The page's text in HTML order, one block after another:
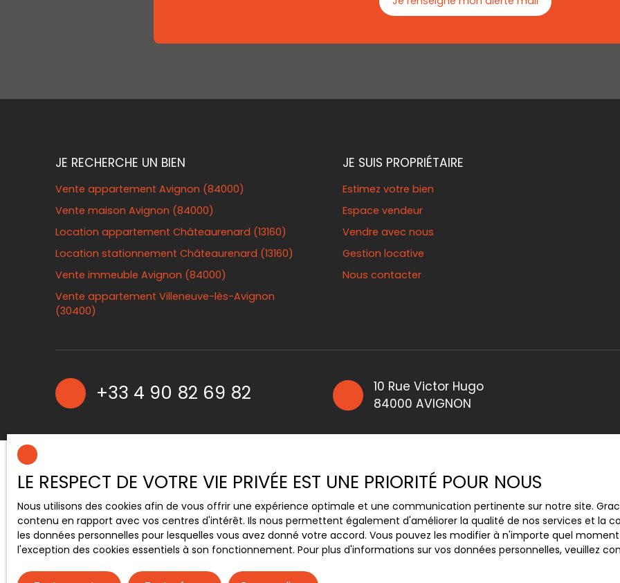
JE RECHERCHE UN BIEN
Vente appartement Avignon (84000)
Vente maison Avignon (84000)
Location appartement Châteaurenard (13160)
Location stationnement Châteaurenard (13160)
Vente immeuble Avignon (84000)
Vente appartement Villeneuve-lès-Avignon
(30400)
JE SUIS PROPRIÉTAIRE
Estimez votre bien
Espace vendeur
Vendre avec nous
Gestion locative
Nous contacter
+33 4 90 82 69 82
10 Rue Victor Hugo
84000 AVIGNON
LE RESPECT DE VOTRE VIE PRIVÉE EST UNE PRIORITÉ POUR NOUS
Nous utilisons des cookies afin de vous offrir une expérience optimale et une communication pertinente sur notre site.
contenu en rapport avec vos centres d'intérêt. Ils nous permettent également d'améliorer la qualité de nos services et la
les données personnelles pour lesquelles vous avez donné votre accord. Vous pouvez les modifier à n'importe quel
l'exception des cookies essentiels à son fonctionnement. Pour plus d'informations sur vos données personnelles, veuillez